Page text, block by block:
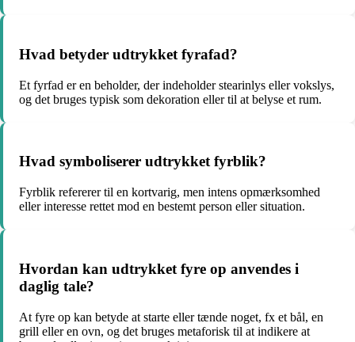
Hvad betyder udtrykket fyrafad?
Et fyrfad er en beholder, der indeholder stearinlys eller vokslys,
og det bruges typisk som dekoration eller til at belyse et rum.
Hvad symboliserer udtrykket fyrblik?
Fyrblik refererer til en kortvarig, men intens opmærksomhed
eller interesse rettet mod en bestemt person eller situation.
Hvordan kan udtrykket fyre op anvendes i
daglig tale?
At fyre op kan betyde at starte eller tænde noget, fx et bål, en
grill eller en ovn, og det bruges metaforisk til at indikere at